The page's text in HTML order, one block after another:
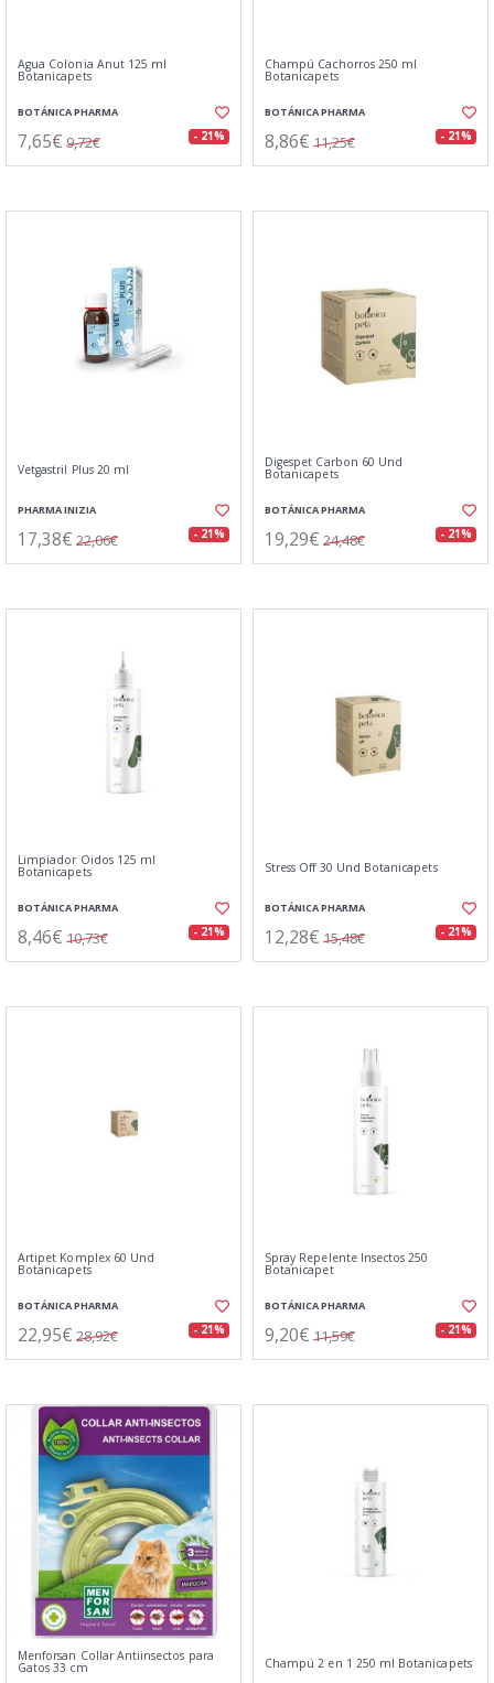
Agua Colonia Anut 125 ml
Botanicapets
BOTÁNICA PHARMA
7,65€ 9,72€ - 21%
Champú Cachorros 250 ml
Botanicapets
BOTÁNICA PHARMA
8,86€ 11,25€ - 21%
Vetgastril Plus 20 ml
PHARMA INIZIA
17,38€ 22,06€ - 21%
Digespet Carbon 60 Und
Botanicapets
BOTÁNICA PHARMA
19,29€ 24,48€ - 21%
Limpiador Oidos 125 ml
Botanicapets
BOTÁNICA PHARMA
8,46€ 10,73€ - 21%
Stress Off 30 Und Botanicapets
BOTÁNICA PHARMA
12,28€ 15,48€ - 21%
Artipet Komplex 60 Und
Botanicapets
BOTÁNICA PHARMA
22,95€ 28,92€ - 21%
Spray Repelente Insectos 250
Botanicapet
BOTÁNICA PHARMA
9,20€ 11,59€ - 21%
Menforsan Collar Antiinsectos para
Gatos 33 cm Champú 2 en 1 250 ml Botanicapets